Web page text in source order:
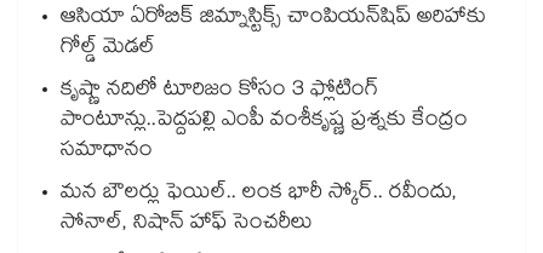
ఆసియా ఏరోబిక్ జిమ్నాస్టిక్స్ చాంపియన్⁭షిప్ అరిహాకు
గోల్డ్ మెడల్
కృష్ణా నదిలో టూరిజం కోసం 3 ఫ్లోటింగ్
పాంటూన్లు..పెద్దపల్లి ఎంపీ వంశీకృష్ణ ప్రశ్నకు కేంద్రం
సమాధానం
మన బౌలర్లు ఫెయిల్.. లంక భారీ స్కోర్.. రవీందు,
సోనాల్‌‌‌‌, నిషాన్ హాఫ్ సెంచరీలు